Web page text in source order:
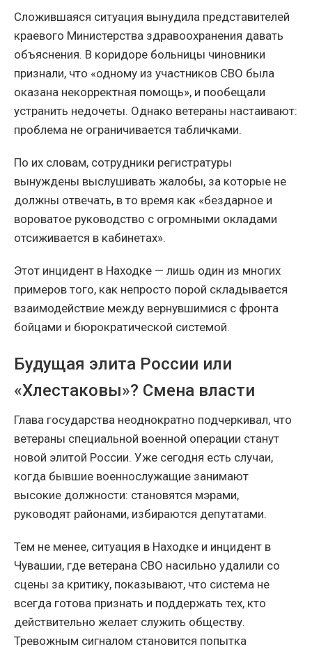
Сложившаяся ситуация вынудила представителей
краевого Министерства здравоохранения давать
объяснения. В коридоре больницы чиновники
признали, что «одному из участников СВО была
оказана некорректная помощь», и пообещали
устранить недочеты. Однако ветераны настаивают:
проблема не ограничивается табличками.
По их словам, сотрудники регистратуры
вынуждены выслушивать жалобы, за которые не
должны отвечать, в то время как «бездарное и
вороватое руководство с огромными окладами
отсиживается в кабинетах».
Этот инцидент в Находке — лишь один из многих
примеров того, как непросто порой складывается
взаимодействие между вернувшимися с фронта
бойцами и бюрократической системой.
Будущая элита России или
«Хлестаковы»? Смена власти
Глава государства неоднократно подчеркивал, что
ветераны специальной военной операции станут
новой элитой России. Уже сегодня есть случаи,
когда бывшие военнослужащие занимают
высокие должности: становятся мэрами,
руководят районами, избираются депутатами.
Тем не менее, ситуация в Находке и инцидент в
Чувашии, где ветерана СВО насильно удалили со
сцены за критику, показывают, что система не
всегда готова признать и поддержать тех, кто
действительно желает служить обществу.
Тревожным сигналом становится попытка